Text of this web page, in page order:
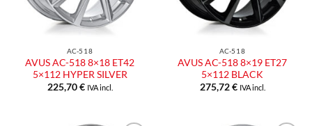
AC-518
AVUS AC-518 8×18 ET42
5×112 HYPER SILVER
225,70€ IVA incl.
AC-518
AVUS AC-518 8×19 ET27
5×112 BLACK
275,72€ IVA incl.